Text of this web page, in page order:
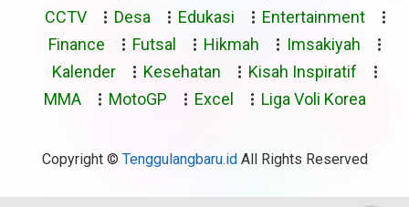
CCTV
Desa Edukasi
Entertainment
Finance
Futsal Hikmah
Imsakiyah
Kalender
Kesehatan
Kisah Inspiratif
MMA
MotoGP Excel Liga Voli Korea
Copyright © Tenggulangbaru.idAll Rights Reserved